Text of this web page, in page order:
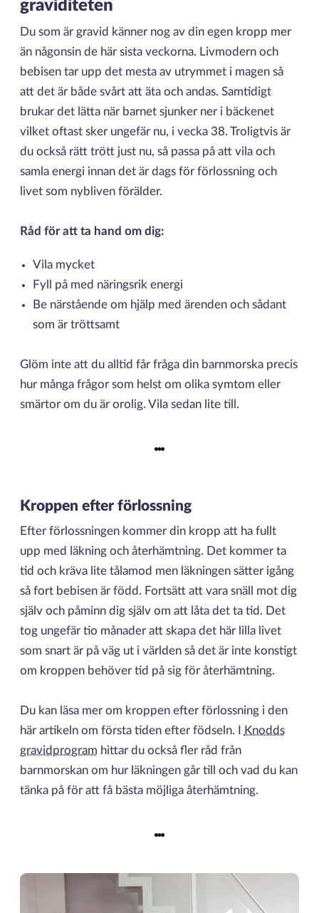
graviditeten
Du som är gravid känner nog av din egen kropp mer
än någonsin de här sista veckorna. Livmodern och
bebisen tar upp det mesta av utrymmet i magen så
att det är både svårt att äta och andas. Samtidigt
brukar det lätta när barnet sjunker ner i bäckenet
vilket oftast sker ungefär nu, i vecka 38. Troligtvis är
du också rätt trött just nu, så passa på att vila och
samla energi innan det är dags för förlossning och
livet som nybliven förälder.
Råd för att ta hand om dig:
Vila mycket
Fyll på med näringsrik energi
Be närstående om hjälp med ärenden och sådant
som är tröttsamt
Glöm inte att du alltid får fråga din barnmorska precis
hur många frågor som helst om olika symtom eller
smärtor om du är orolig. Vila sedan lite till.
Kroppen efter förlossning
Efter förlossningen kommer din kropp att ha fullt
upp med läkning och återhämtning. Det kommer ta
tid och kräva lite tålamod men läkningen sätter igång
så fort bebisen är född. Fortsätt att vara snäll mot dig
själv och påminn dig själv om att låta det ta tid. Det
tog ungefär tio månader att skapa det här lilla livet
som snart är på väg ut i världen så det är inte konstigt
om kroppen behöver tid på sig för återhämtning.
Du kan läsa mer om kroppen efter förlossning i den
här artikeln om första tiden efter födseln. I
Knodds
gravidprogram hittar du också fler råd från
barnmorskan om hur läkningen går till och vad du kan
tänka på för att få bästa möjliga återhämtning.